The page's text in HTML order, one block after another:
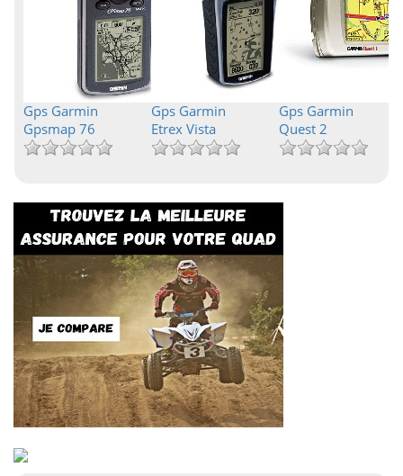
Gps Garmin
Gpsmap 76
Gps Garmin
Etrex Vista
Gps Garmin
Quest 2